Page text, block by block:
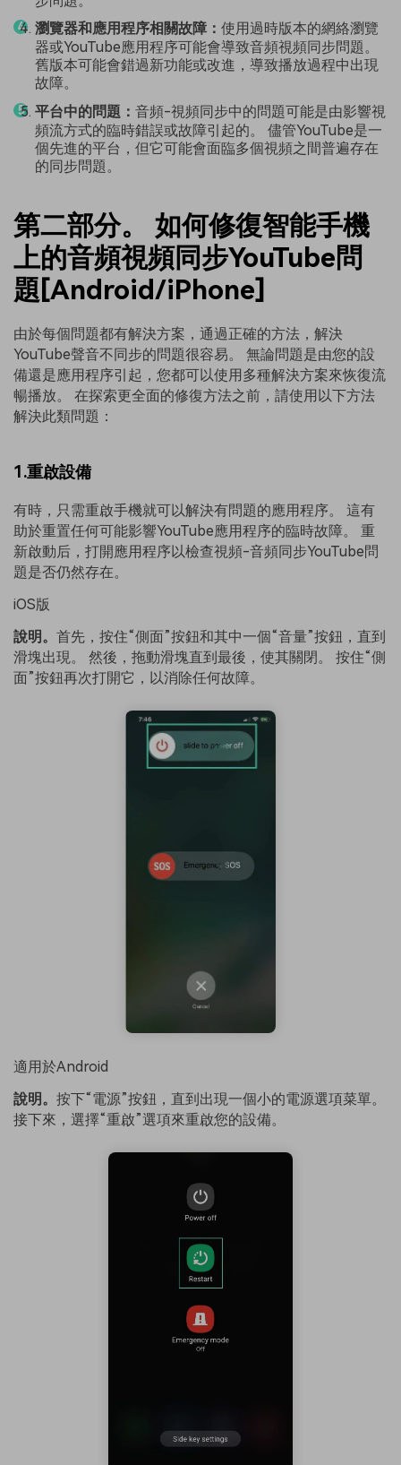
瀏覽器和應用程序相關故障： 使用過時版本的網絡瀏覽
器或YouTube應用程序可能會導致音頻視頻同步問題。
舊版本可能會錯過新功能或改進，導致播放過程中出現
故障。
平台中的問題： 音頻-視頻同步中的問題可能是由影響視
頻流方式的臨時錯誤或故障引起的。 儘管YouTube是一
個先進的平台，但它可能會面臨多個視頻之間普遍存在
的同步問題。
第二部分。 如何修復智能手機
上的音頻視頻同步YouTube問
題[Android/iPhone]
由於每個問題都有解決方案，通過正確的方法，解決
YouTube聲音不同步的問題很容易。 無論問題是由您的設
備還是應用程序引起，您都可以使用多種解決方案來恢復流
暢播放。 在探索更全面的修復方法之前，請使用以下方法
解決此類問題：
1.重啟設備
有時，只需重啟手機就可以解決有問題的應用程序。 這有
助於重置任何可能影響YouTube應用程序的臨時故障。 重
新啟動后，打開應用程序以檢查視頻-音頻同步YouTube問
題是否仍然存在。
iOS版
說明。 首先，按住“側面”按鈕和其中一個“音量”按鈕，直到
滑塊出現。 然後，拖動滑塊直到最後，使其關閉。 按住“側
面”按鈕再次打開它，以消除任何故障。
適用於Android
說明。 按下“電源”按鈕，直到出現一個小的電源選項菜單。
接下來，選擇“重啟”選項來重啟您的設備。